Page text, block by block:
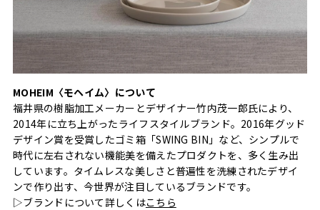
MOHEIM〈モヘイム〉について
福井県の樹脂加工メーカーとデザイナー竹内茂一郎氏により、
2014年に立ち上がったライフスタイルブランド。2016年グッド
デザイン賞を受賞したゴミ箱「SWING BIN」など、シンプルで
時代に左右されない機能美を備えたプロダクトを、多く生み出
しています。タイムレスな美しさと普遍性を洗練されたデザイ
ンで作り出す、今世界が注目しているブランドです。
▷ブランドについて詳しくはこちら